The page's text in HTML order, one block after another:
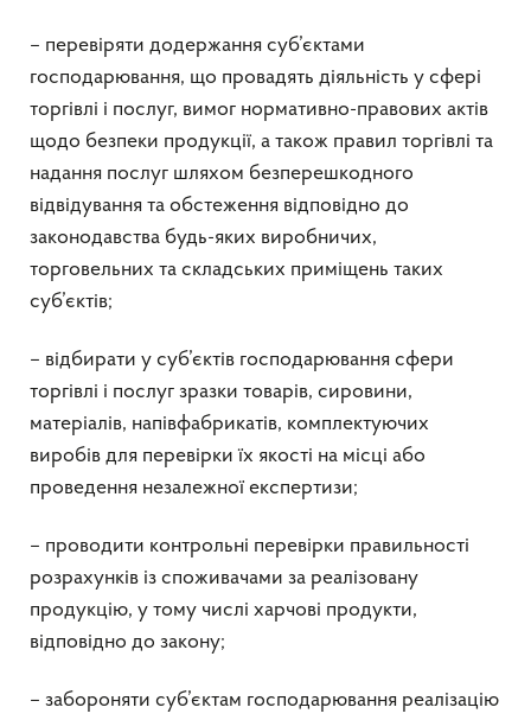
– перевіряти додержання суб’єктами
господарювання, що провадять діяльність у сфері
торгівлі і послуг, вимог нормативно-правових актів
щодо безпеки продукції, а також правил торгівлі та
надання послуг шляхом безперешкодного
відвідування та обстеження відповідно до
законодавства будь-яких виробничих,
торговельних та складських приміщень таких
суб’єктів;
– відбирати у суб’єктів господарювання сфери
торгівлі і послуг зразки товарів, сировини,
матеріалів, напівфабрикатів, комплектуючих
виробів для перевірки їх якості на місці або
проведення незалежної експертизи;
– проводити контрольні перевірки правильності
розрахунків із споживачами за реалізовану
продукцію, у тому числі харчові продукти,
відповідно до закону;
– забороняти суб’єктам господарювання реалізацію